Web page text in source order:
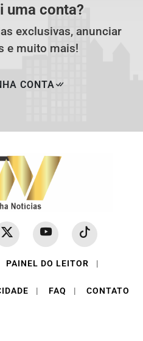
uma conta?
exclusivas, anunciar
e muito mais!
CONTA
PAINEL DO LEITOR |
| FAQ | CONTATO